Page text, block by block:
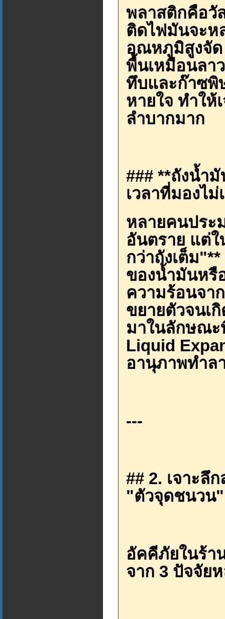
พลาสติกคือวั
ติดไฟมันจะห
อุณหภูมิสูงจัด
พื้นเหมือนลา
ทึบและก๊าซพิ
หายใจ ทำให้
ลำบากมาก
### **ถังน้ำ
เวลาที่มองไม่
หลายคนประ
อันตราย แต่ใ
กว่าถังเต็ม
ของน้ำมันหรื
ความร้อนจา
ขยายตัวจนเ
มาในลักษณะ
Liquid
อานุภาพทำล
---
## 2. เจาะลึ
"ตัวจุดชนวน"
อัคคีภัยในร้า
จาก 3 ปัจจัย